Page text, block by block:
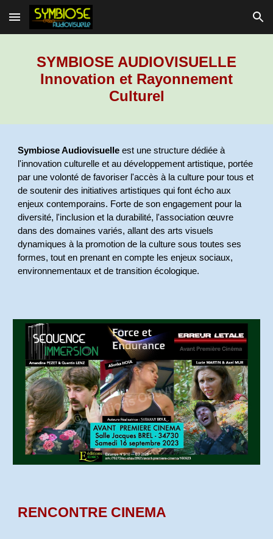
Skip to main content Skip to navigation
SYMBIOSE AUDIOVISUELLE
Innovation et Rayonnement
Culturel
Symbiose Audiovisuelle est une structure dédiée à
l'innovation culturelle et au développement artistique, portée
par une volonté de favoriser l'accès à la culture pour tous et
de soutenir des initiatives artistiques qui font écho aux
enjeux contemporains. Forte de son engagement pour la
diversité, l'inclusion et la durabilité, l'association œuvre
dans des domaines variés, allant des arts visuels
dynamiques à la promotion de la culture sous toutes ses
formes, tout en prenant en compte les enjeux sociaux,
environnementaux et de transition écologique.
RENCONTRE CINEMA